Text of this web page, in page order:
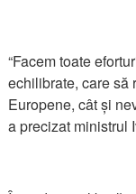
“Facem toate
echilibrate, care să
Europene, cât și
a precizat ministrul